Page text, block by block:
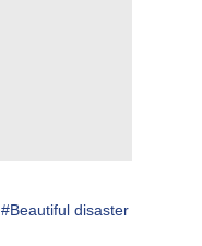
#Beautiful disaster